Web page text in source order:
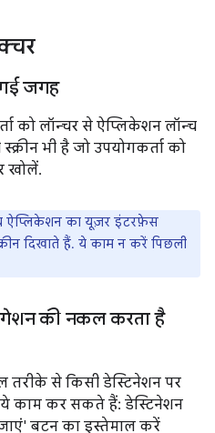
जगह
को लॉन्चर से ऐप्लिकेशन लॉन्च
भी है जो उपयोगकर्ता को
खोलें.
ऐप्लिकेशन का यूज़र इंटरफ़ेस
दिखाते हैं. ये काम न करें पिछली
की नकल करता है
तरीके से किसी डेस्टिनेशन पर
ये काम कर सकते हैं: डेस्टिनेशन
बटन का इस्तेमाल करें